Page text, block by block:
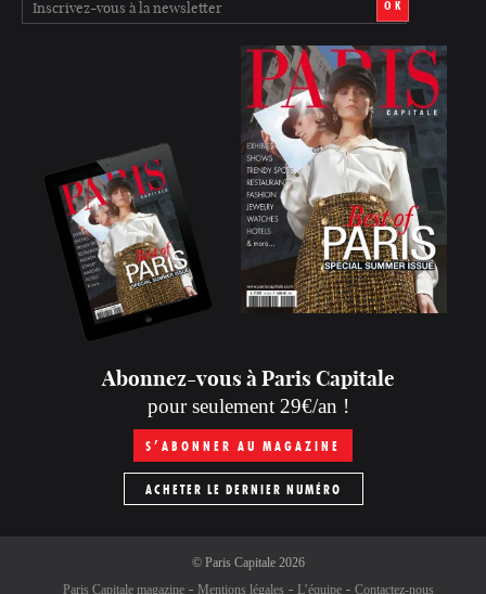
OK
Abonnez-vous à Paris Capitale
pour seulement 29€/an !
S’ABONNER AU MAGAZINE
ACHETER LE DERNIER NUMÉRO
© Paris Capitale2026
Paris Capitale magazine
Mentions légales L’équipe Contactez-nous